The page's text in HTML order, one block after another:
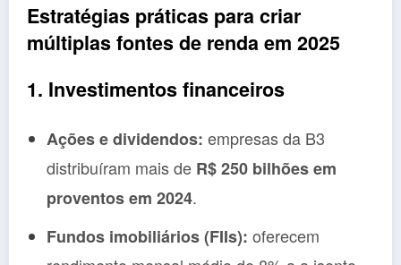
Estratégias práticas para criar
múltiplas fontes de renda em 2025
1. Investimentos financeiros
Ações e dividendos: empresas da B3
distribuíram mais de R$ 250 bilhões em
proventos em 2024.
Fundos imobiliários (FIIs): oferecem